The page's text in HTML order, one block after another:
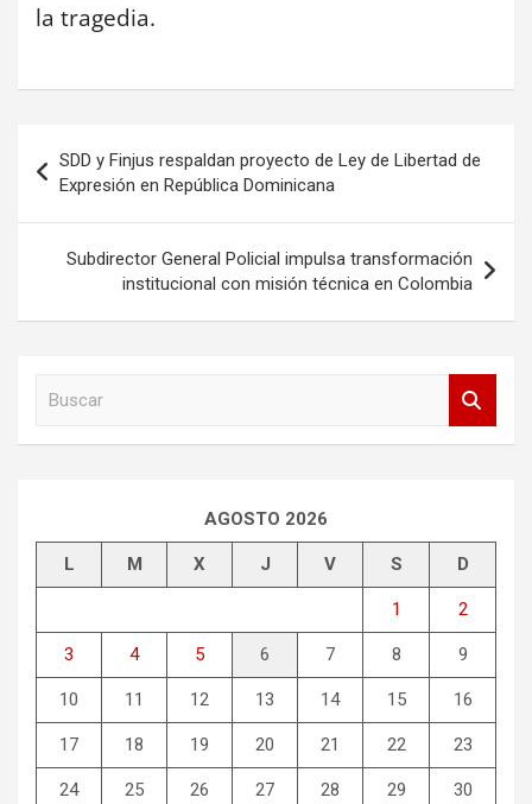
la tragedia.
Navegación
de
entradas
SDD y Finjus respaldan proyecto de Ley de Libertad de
Expresión en República Dominicana
Subdirector General Policial impulsa transformación
institucional con misión técnica en Colombia
AGOSTO 2026
L M X J V S D
1 2
3 4 5 6 7 8 9
10 11 12 13 14 15 16
17 18 19 20 21 22 23
24 25 26 27 28 29 30